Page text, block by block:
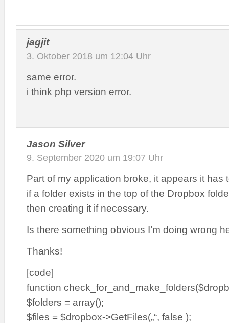
jagjit
3. Oktober 2018 um 12:04 Uhr
same error.
i think php version error.
Jason Silver
9. September 2020 um 19:07 Uhr
Part of my application broke, it appears it has
if a folder exists in the top of the Dropbox
then creating it if necessary.
Is there something obvious I’m doing wrong
Thanks!
[code]
function
$folders = array();
$files = $dropbox->GetFiles(„“, false );